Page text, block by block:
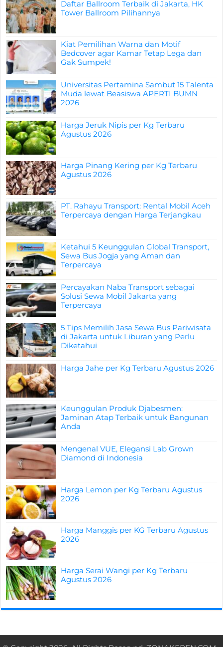
Daftar Ballroom Terbaik di Jakarta, HK
Tower Ballroom Pilihannya
Kiat Pemilihan Warna dan Motif
Bedcover agar Kamar Tetap Lega dan
Gak Sumpek!
Universitas Pertamina Sambut 15 Talenta
Muda lewat Beasiswa APERTI BUMN
2026
Harga Jeruk Nipis per Kg Terbaru
Agustus 2026
Harga Pinang Kering per Kg Terbaru
Agustus 2026
PT. Rahayu Transport: Rental Mobil Aceh
Terpercaya dengan Harga Terjangkau
Ketahui 5 Keunggulan Global Transport,
Sewa Bus Jogja yang Aman dan
Terpercaya
Percayakan Naba Transport sebagai
Solusi Sewa Mobil Jakarta yang
Terpercaya
5 Tips Memilih Jasa Sewa Bus Pariwisata
di Jakarta untuk Liburan yang Perlu
Diketahui
Harga Jahe per Kg Terbaru Agustus 2026
Keunggulan Produk Djabesmen:
Jaminan Atap Terbaik untuk Bangunan
Anda
Mengenal VUE, Elegansi Lab Grown
Diamond di Indonesia
Harga Lemon per Kg Terbaru Agustus
2026
Harga Manggis per KG Terbaru Agustus
2026
Harga Serai Wangi per Kg Terbaru
Agustus 2026